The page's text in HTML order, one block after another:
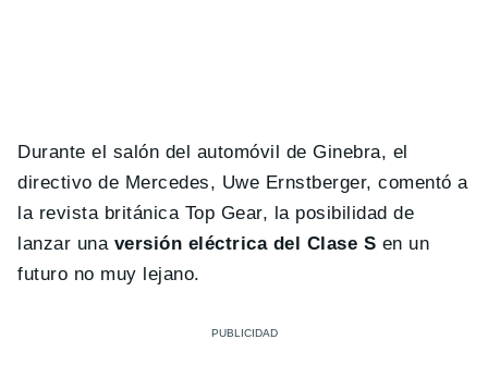
Durante el salón del automóvil de Ginebra, el
directivo de Mercedes, Uwe Ernstberger, comentó a
la revista británica Top Gear, la posibilidad de
lanzar una versión eléctrica del Clase S en un
futuro no muy lejano.